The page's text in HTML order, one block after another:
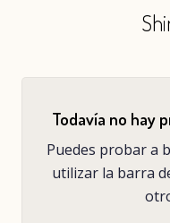
Todavía no hay
Puedes probar a
utilizar la barra